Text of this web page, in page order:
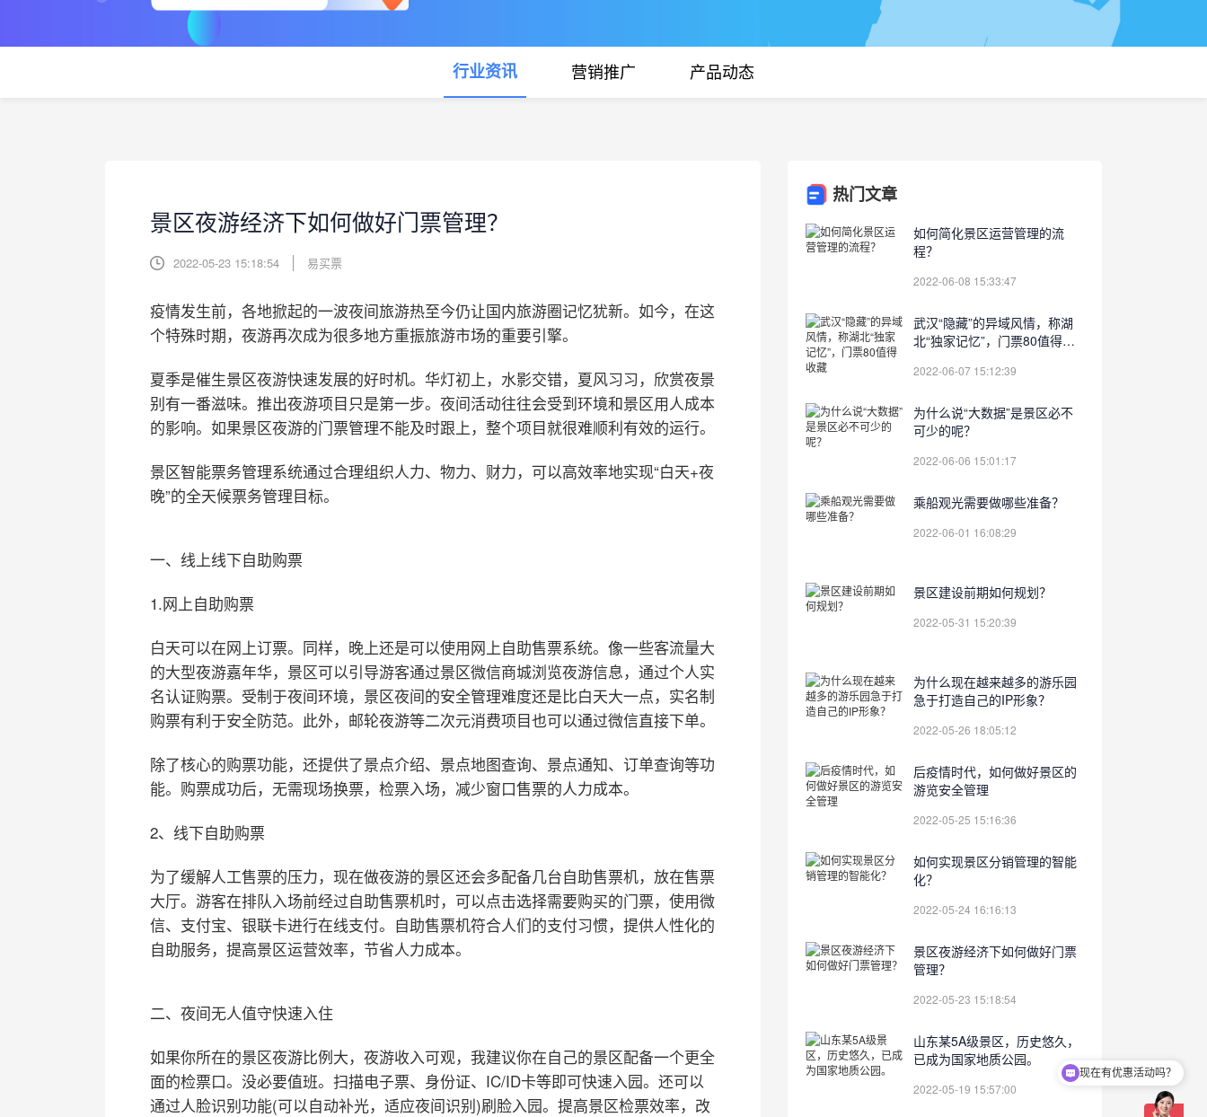
行业资讯 营销推广 产品动态
景区夜游经济下如何做好门票管理？
2022-05-23 15:18:54 易买票
疫情发生前，各地掀起的一波夜间旅游热至今仍让国内旅游圈记忆犹新。如今，在这
个特殊时期，夜游再次成为很多地方重振旅游市场的重要引擎。
夏季是催生景区夜游快速发展的好时机。华灯初上，水影交错，夏风习习，欣赏夜景
别有一番滋味。推出夜游项目只是第一步。夜间活动往往会受到环境和景区用人成本
的影响。如果景区夜游的门票管理不能及时跟上，整个项目就很难顺利有效的运行。
景区智能票务管理系统通过合理组织人力、物力、财力，可以高效率地实现“白天+夜
晚”的全天候票务管理目标。
一、线上线下自助购票
1.网上自助购票
白天可以在网上订票。同样，晚上还是可以使用网上自助售票系统。像一些客流量大
的大型夜游嘉年华，景区可以引导游客通过景区微信商城浏览夜游信息，通过个人实
名认证购票。受制于夜间环境，景区夜间的安全管理难度还是比白天大一点，实名制
购票有利于安全防范。此外，邮轮夜游等二次元消费项目也可以通过微信直接下单。
除了核心的购票功能，还提供了景点介绍、景点地图查询、景点通知、订单查询等功
能。购票成功后，无需现场换票，检票入场，减少窗口售票的人力成本。
2、线下自助购票
为了缓解人工售票的压力，现在做夜游的景区还会多配备几台自助售票机，放在售票
大厅。游客在排队入场前经过自助售票机时，可以点击选择需要购买的门票，使用微
信、支付宝、银联卡进行在线支付。自助售票机符合人们的支付习惯，提供人性化的
自助服务，提高景区运营效率，节省人力成本。
二、夜间无人值守快速入住
如果你所在的景区夜游比例大，夜游收入可观，我建议你在自己的景区配备一个更全
面的检票口。没必要值班。扫描电子票、身份证、IC/ID卡等即可快速入园。还可以
通过人脸识别功能(可以自动补光，适应夜间识别)刷脸入园。提高景区检票效率，改
热门文章
如何简化景区运营管理的流
程？
2022-06-08 15:33:47
武汉“隐藏”的异域风情，称湖
北“独家记忆”，门票80值得收
2022-06-07 15:12:39
为什么说“大数据”是景区必不
可少的呢？
2022-06-06 15:01:17
乘船观光需要做哪些准备？
2022-06-01 16:08:29
景区建设前期如何规划？
2022-05-31 15:20:39
为什么现在越来越多的游乐园
急于打造自己的IP形象？
2022-05-26 18:05:12
后疫情时代，如何做好景区的
游览安全管理
2022-05-25 15:16:36
如何实现景区分销管理的智能
化？
2022-05-24 16:16:13
景区夜游经济下如何做好门票
管理？
2022-05-23 15:18:54
山东某5A级景区，历史悠久，
已成为国家地质公园。
2022-05-19 15:57:00 能提供演示系统试用下吗？
现在有优惠活动吗？